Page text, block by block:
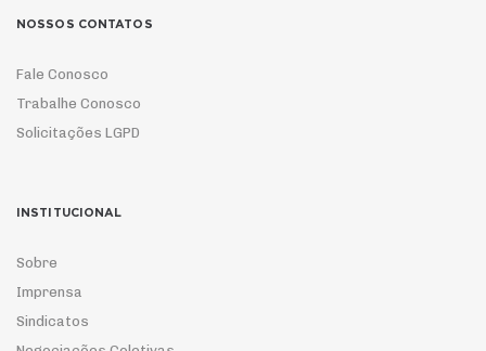
NOSSOS CONTATOS
Fale Conosco
Trabalhe Conosco
Solicitações LGPD
INSTITUCIONAL
Sobre
Imprensa
Sindicatos